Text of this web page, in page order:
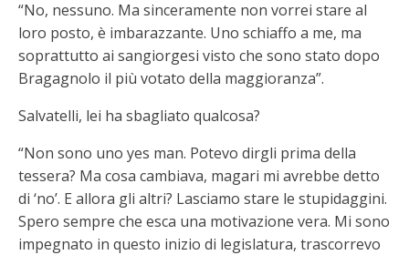
“No, nessuno. Ma sinceramente non vorrei stare al
loro posto, è imbarazzante. Uno schiaffo a me, ma
soprattutto ai sangiorgesi visto che sono stato dopo
Bragagnolo il più votato della maggioranza”.
Salvatelli, lei ha sbagliato qualcosa?
“Non sono uno yes man. Potevo dirgli prima della
tessera? Ma cosa cambiava, magari mi avrebbe detto
di ‘no’. E allora gli altri? Lasciamo stare le stupidaggini.
Spero sempre che esca una motivazione vera. Mi sono
impegnato in questo inizio di legislatura, trascorrevo